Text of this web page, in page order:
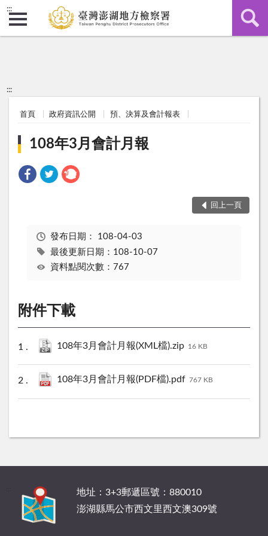
:::
:::
首頁 政府資訊公開 預、決算及會計報表
108年3月會計月報
回上一頁
發布日期： 108-04-03
最後更新日期：108-10-07
資料點閱次數：767
附件下載
108年3月會計月報(XML檔).zip 16 KB
108年3月會計月報(PDF檔).pdf 767 KB
地址：3+3郵遞區號：880010
澎湖縣馬公市西文里西文澳309號